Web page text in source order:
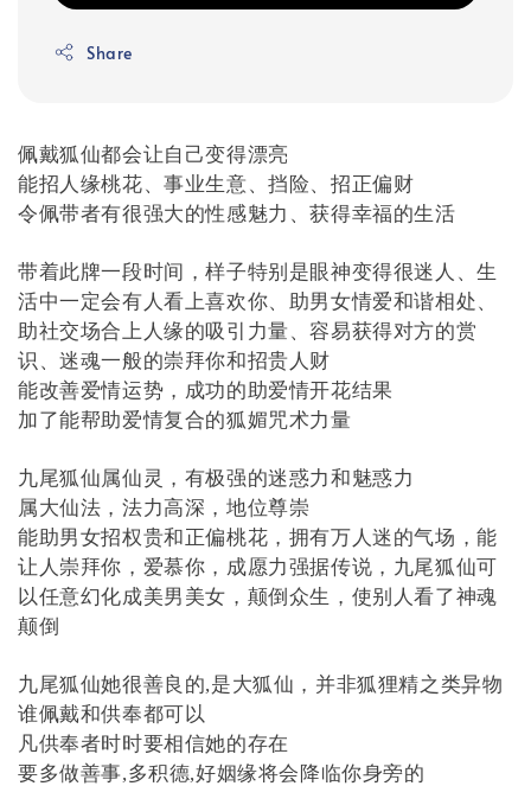
Share
佩戴狐仙都会让自己变得漂亮
能招人缘桃花、事业生意、挡险、招正偏财
令佩带者有很强大的性感魅力、获得幸福的生活
带着此牌一段时间，样子特别是眼神变得很迷人、生
活中一定会有人看上喜欢你、助男女情爱和谐相处、
助社交场合上人缘的吸引力量、容易获得对方的赏
识、迷魂一般的崇拜你和招贵人财
能改善爱情运势，成功的助爱情开花结果
加了能帮助爱情复合的狐媚咒术力量
九尾狐仙属仙灵，有极强的迷惑力和魅惑力
属大仙法，法力高深，地位尊崇
能助男女招权贵和正偏桃花，拥有万人迷的气场，能
让人崇拜你，爱慕你，成愿力强据传说，九尾狐仙可
以任意幻化成美男美女，颠倒众生，使别人看了神魂
颠倒
九尾狐仙她很善良的,是大狐仙，并非狐狸精之类异物
谁佩戴和供奉都可以
凡供奉者时时要相信她的存在
要多做善事,多积德,好姻缘将会降临你身旁的